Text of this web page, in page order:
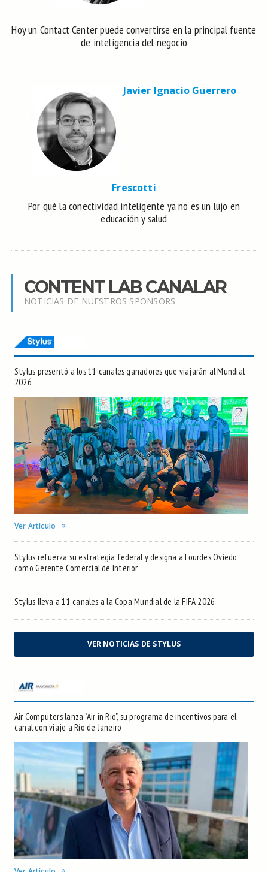
Hoy un Contact Center puede convertirse en la principal fuente
de inteligencia del negocio
Javier Ignacio Guerrero
Frescotti
Por qué la conectividad inteligente ya no es un lujo en
educación y salud
CONTENT LAB CANALAR
NOTICIAS DE NUESTROS SPONSORS
Stylus presentó a los 11 canales ganadores que viajarán al Mundial
2026
Ver Artículo
Stylus refuerza su estrategia federal y designa a Lourdes Oviedo
como Gerente Comercial de Interior
Stylus lleva a 11 canales a la Copa Mundial de la FIFA 2026
VER NOTICIAS DE STYLUS
Air Computers lanza "Air in Rio", su programa de incentivos para el
canal con viaje a Río de Janeiro